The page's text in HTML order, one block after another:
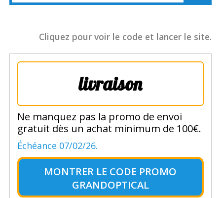
Cliquez pour voir le code et lancer le site.
livraison
Ne manquez pas la promo de envoi
gratuit dès un achat minimum de 100€.
Échéance 07/02/26.
MONTRER LE CODE PROMO
GRANDOPTICAL